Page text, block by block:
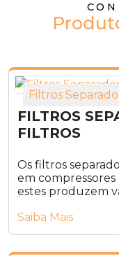
Filtros
FILTROS
FILTROS
Os filtros
em
estes produzem
Saiba Mais